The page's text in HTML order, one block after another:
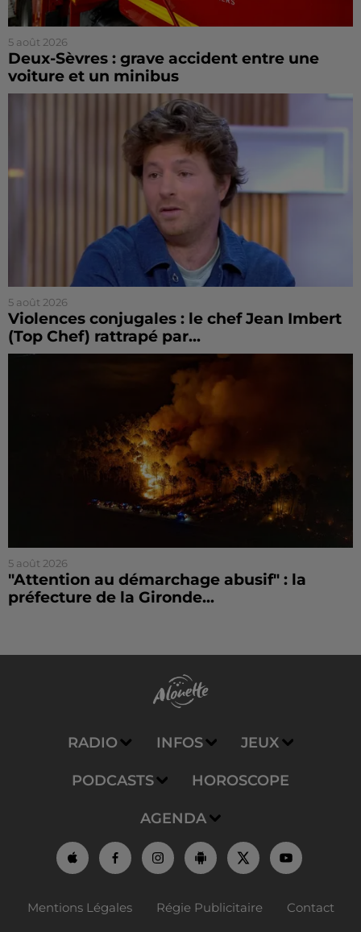
5 août 2026
Deux-Sèvres : grave accident entre une
voiture et un minibus
5 août 2026
Violences conjugales : le chef Jean Imbert
(Top Chef) rattrapé par...
5 août 2026
"Attention au démarchage abusif" : la
préfecture de la Gironde...
RADIO INFOS JEUX
PODCASTS HOROSCOPE
AGENDA
Mentions Légales Régie Publicitaire Contact